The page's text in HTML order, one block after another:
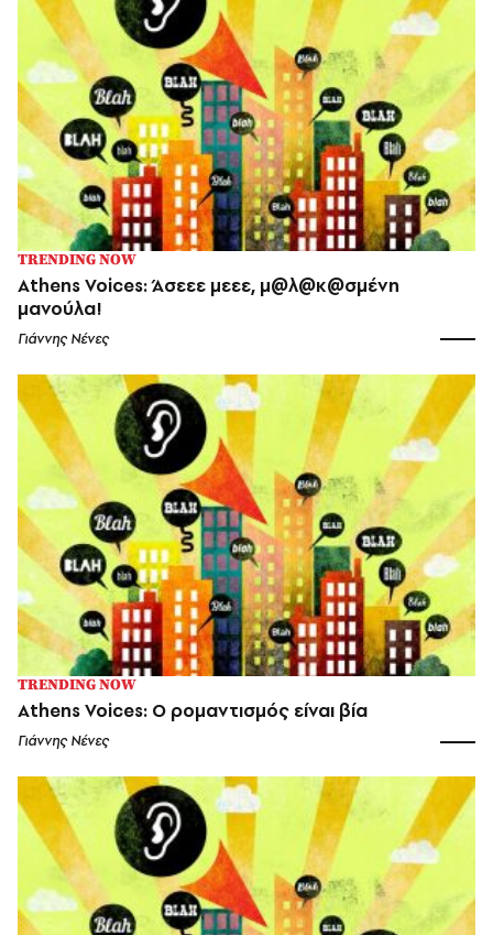
TRENDING NOW
Athens Voices: Άσεεε μεεε, μ@λ@κ@σμένη
μανούλα!
Γιάννης Νένες
TRENDING NOW
Athens Voices: Ο ρομαντισμός είναι βία
Γιάννης Νένες